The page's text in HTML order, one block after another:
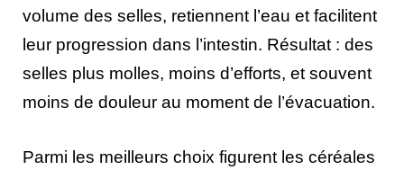
volume des selles, retiennent l’eau et facilitent
leur progression dans l’intestin. Résultat : des
selles plus molles, moins d’efforts, et souvent
moins de douleur au moment de l’évacuation.
Parmi les meilleurs choix figurent les céréales